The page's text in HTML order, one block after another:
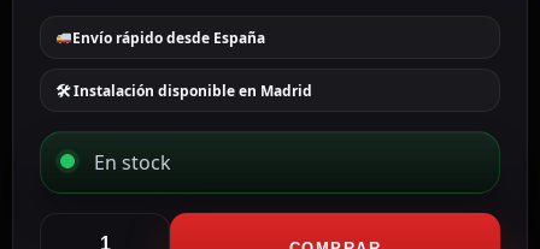
Envío rápido desde España
🛠 Instalación disponible en Madrid
En stock